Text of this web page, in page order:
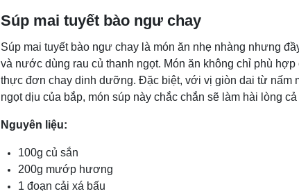
Súp mai tuyết bào ngư chay
Súp mai tuyết bào ngư chay là món ăn nhẹ nhàng nhưng
và nước dùng rau củ thanh ngọt. Món ăn không chỉ phù
thực đơn chay dinh dưỡng. Đặc biệt, với vị giòn dai từ nấm
ngọt dịu của bắp, món súp này chắc chắn sẽ làm hài lòng
Nguyên liệu:
100g củ sắn
200g mướp hương
1 đoạn cải xá bấu